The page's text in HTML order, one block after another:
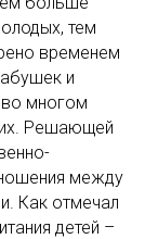
тем
временем
и
многом
Решающей
между
Как отмечал
детей –